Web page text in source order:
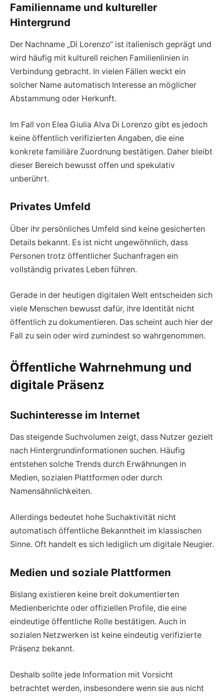
Familienname und kultureller
Hintergrund
Der Nachname „Di Lorenzo“ ist italienisch geprägt und
wird häufig mit kulturell reichen Familienlinien in
Verbindung gebracht. In vielen Fällen weckt ein
solcher Name automatisch Interesse an möglicher
Abstammung oder Herkunft.
Im Fall von Elea Giulia Alva Di Lorenzo gibt es jedoch
keine öffentlich verifizierten Angaben, die eine
konkrete familiäre Zuordnung bestätigen. Daher bleibt
dieser Bereich bewusst offen und spekulativ
unberührt.
Privates Umfeld
Über ihr persönliches Umfeld sind keine gesicherten
Details bekannt. Es ist nicht ungewöhnlich, dass
Personen trotz öffentlicher Suchanfragen ein
vollständig privates Leben führen.
Gerade in der heutigen digitalen Welt entscheiden sich
viele Menschen bewusst dafür, ihre Identität nicht
öffentlich zu dokumentieren. Das scheint auch hier der
Fall zu sein oder wird zumindest so wahrgenommen.
Öffentliche Wahrnehmung und
digitale Präsenz
Suchinteresse im Internet
Das steigende Suchvolumen zeigt, dass Nutzer gezielt
nach Hintergrundinformationen suchen. Häufig
entstehen solche Trends durch Erwähnungen in
Medien, sozialen Plattformen oder durch
Namensähnlichkeiten.
Allerdings bedeutet hohe Suchaktivität nicht
automatisch öffentliche Bekanntheit im klassischen
Sinne. Oft handelt es sich lediglich um digitale Neugier.
Medien und soziale Plattformen
Bislang existieren keine breit dokumentierten
Medienberichte oder offiziellen Profile, die eine
eindeutige öffentliche Rolle bestätigen. Auch in
sozialen Netzwerken ist keine eindeutig verifizierte
Präsenz bekannt.
Deshalb sollte jede Information mit Vorsicht
betrachtet werden, insbesondere wenn sie aus nicht